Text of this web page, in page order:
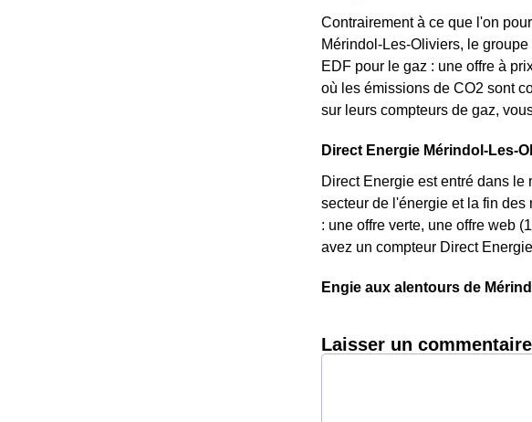
Contrairement à ce que l'on
Mérindol-Les-Oliviers, le
EDF pour le gaz : une offre à
où les émissions de CO2 sont
sur leurs compteurs de gaz,
Direct Energie Mérindol-Les-
Direct Energie est entré dans
secteur de l'énergie et la fin
: une offre verte, une offre web
avez un compteur Direct
Engie aux alentours de
Laisser un